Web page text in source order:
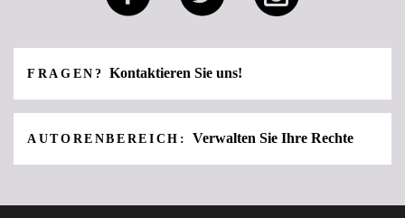
FRAGEN? Kontaktieren Sie uns!
AUTORENBEREICH: Verwalten Sie Ihre Rechte